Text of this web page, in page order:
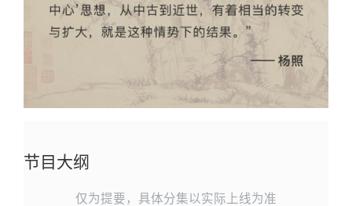
节目大纲
仅为提要，具体分集以实际上线为准